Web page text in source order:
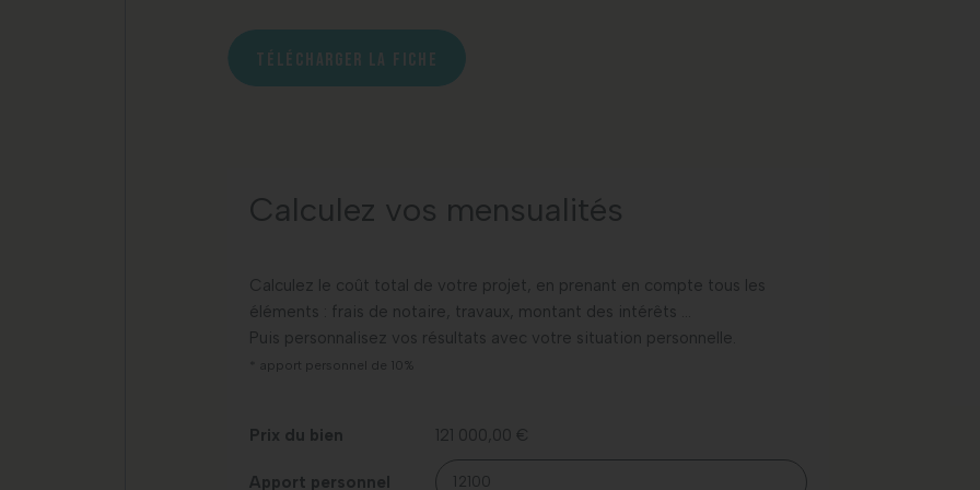
TÉLÉCHARGER LA FICHE
Calculez vos mensualités
Calculez le coût total de votre projet, en prenant en compte tous les
éléments : frais de notaire, travaux, montant des intérêts …
Puis personnalisez vos résultats avec votre situation personnelle.
* apport personnel de 10%
Prix du bien 121 000,00 €
Apport personnel